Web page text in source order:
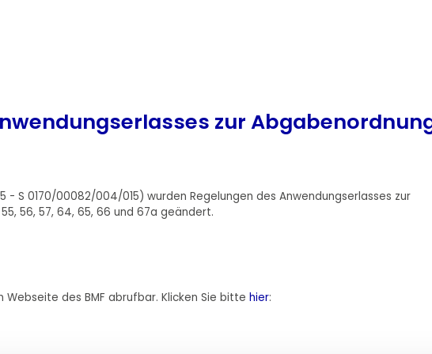
zur
- S 0170/00082/004/015) wurden Regelungen des Anwendungserlasses zur
56, 57, 64, 65, 66 und 67a geändert.
des BMF abrufbar. Klicken Sie bitte hier: